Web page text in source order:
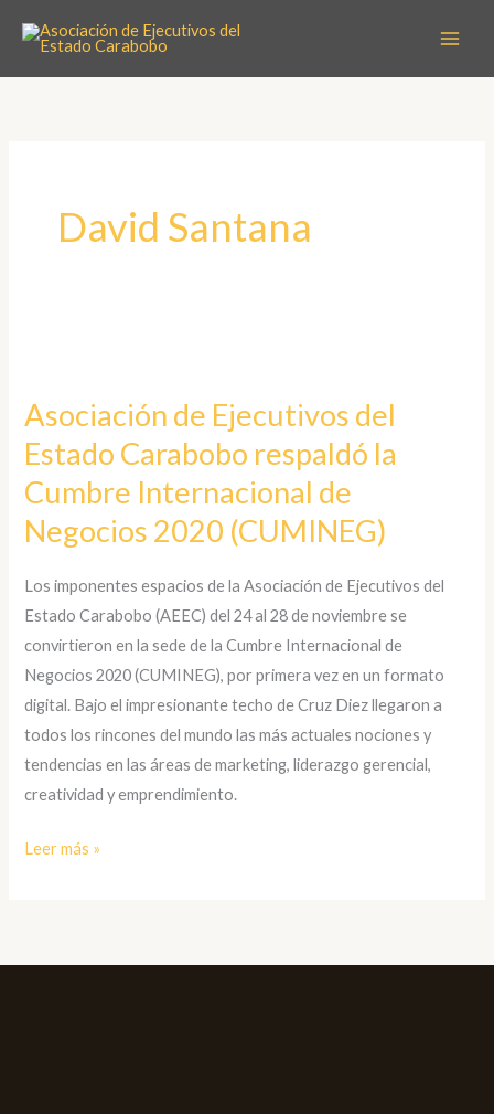
contenido
David Santana
Asociación de Ejecutivos del
Estado Carabobo respaldó la
Cumbre Internacional de
Negocios 2020 (CUMINEG)
Los imponentes espacios de la Asociación de Ejecutivos del
Estado Carabobo (AEEC) del 24 al 28 de noviembre se
convirtieron en la sede de la Cumbre Internacional de
Negocios 2020 (CUMINEG), por primera vez en un formato
digital. Bajo el impresionante techo de Cruz Diez llegaron a
todos los rincones del mundo las más actuales nociones y
tendencias en las áreas de marketing, liderazgo gerencial,
creatividad y emprendimiento.
Ejecutivos
del
Carabobo
respaldó
Cumbre
Internacional
de
Negocios
2020
(CUMINEG)
Leer más »